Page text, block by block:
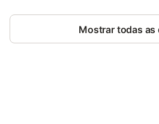
Mostrar todas as